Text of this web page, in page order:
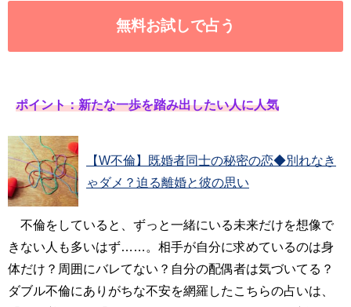
無料お試しで占う
ポイント：新たな一歩を踏み出したい人に人気
【W不倫】既婚者同士の秘密の恋◆別れなき
ゃダメ？迫る離婚と彼の思い
不倫をしていると、ずっと一緒にいる未来だけを想像で
きない人も多いはず……。相手が自分に求めているのは身
体だけ？周囲にバレてない？自分の配偶者は気づいてる？
ダブル不倫にありがちな不安を網羅したこちらの占いは、